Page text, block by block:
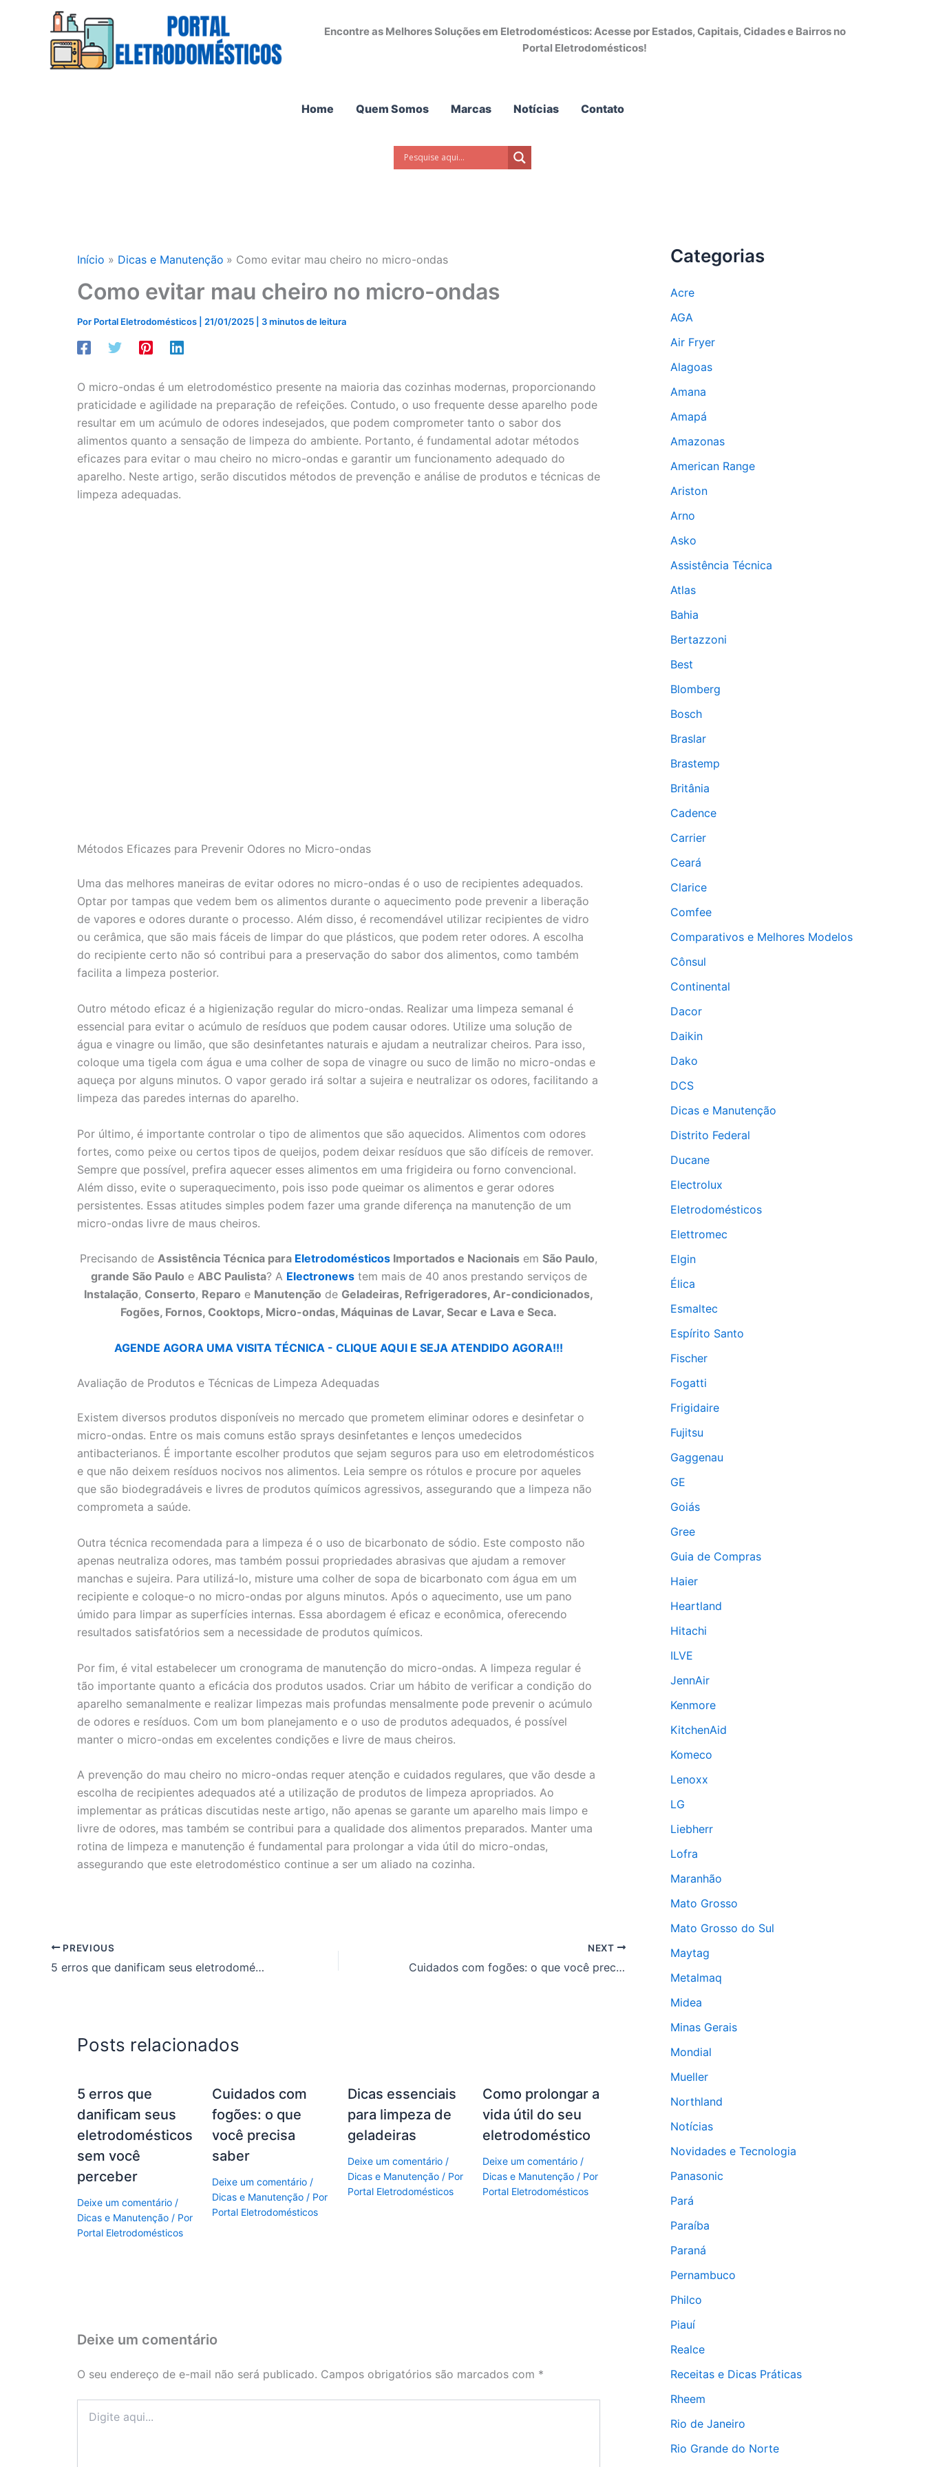
Encontre as Melhores Soluções em Eletrodomésticos: Acesse por Estados, Capitais, Cidades e Bairros no
Portal Eletrodomésticos!
Home Quem Somos Marcas Notícias Contato
Início Dicas e Manutenção Como evitar mau cheiro no micro-ondas
Como evitar mau cheiro no micro-ondas
Por Portal Eletrodomésticos 21/01/2025 3 minutos de leitura
O micro-ondas é um eletrodoméstico presente na maioria das cozinhas modernas, proporcionando
praticidade e agilidade na preparação de refeições. Contudo, o uso frequente desse aparelho pode
resultar em um acúmulo de odores indesejados, que podem comprometer tanto o sabor dos
alimentos quanto a sensação de limpeza do ambiente. Portanto, é fundamental adotar métodos
eficazes para evitar o mau cheiro no micro-ondas e garantir um funcionamento adequado do
aparelho. Neste artigo, serão discutidos métodos de prevenção e análise de produtos e técnicas de
limpeza adequadas.
Métodos Eficazes para Prevenir Odores no Micro-ondas
Uma das melhores maneiras de evitar odores no micro-ondas é o uso de recipientes adequados.
Optar por tampas que vedem bem os alimentos durante o aquecimento pode prevenir a liberação
de vapores e odores durante o processo. Além disso, é recomendável utilizar recipientes de vidro
ou cerâmica, que são mais fáceis de limpar do que plásticos, que podem reter odores. A escolha
do recipiente certo não só contribui para a preservação do sabor dos alimentos, como também
facilita a limpeza posterior.
Outro método eficaz é a higienização regular do micro-ondas. Realizar uma limpeza semanal é
essencial para evitar o acúmulo de resíduos que podem causar odores. Utilize uma solução de
água e vinagre ou limão, que são desinfetantes naturais e ajudam a neutralizar cheiros. Para isso,
coloque uma tigela com água e uma colher de sopa de vinagre ou suco de limão no micro-ondas e
aqueça por alguns minutos. O vapor gerado irá soltar a sujeira e neutralizar os odores, facilitando a
limpeza das paredes internas do aparelho.
Por último, é importante controlar o tipo de alimentos que são aquecidos. Alimentos com odores
fortes, como peixe ou certos tipos de queijos, podem deixar resíduos que são difíceis de remover.
Sempre que possível, prefira aquecer esses alimentos em uma frigideira ou forno convencional.
Além disso, evite o superaquecimento, pois isso pode queimar os alimentos e gerar odores
persistentes. Essas atitudes simples podem fazer uma grande diferença na manutenção de um
micro-ondas livre de maus cheiros.
Precisando de Assistência Técnica para Eletrodomésticos Importados e Nacionais em São Paulo,
grande São Paulo e ABC Paulista? A Electronewstem mais de 40 anos prestando serviços de
Instalação, Conserto, Reparo e Manutenção de Geladeiras, Refrigeradores, Ar-condicionados,
Fogões, Fornos, Cooktops, Micro-ondas, Máquinas de Lavar, Secar e Lava e Seca.
AGENDE AGORA UMA VISITA TÉCNICA - CLIQUE AQUI E SEJA ATENDIDO AGORA!!!
Avaliação de Produtos e Técnicas de Limpeza Adequadas
Existem diversos produtos disponíveis no mercado que prometem eliminar odores e desinfetar o
micro-ondas. Entre os mais comuns estão sprays desinfetantes e lenços umedecidos
antibacterianos. É importante escolher produtos que sejam seguros para uso em eletrodomésticos
e que não deixem resíduos nocivos nos alimentos. Leia sempre os rótulos e procure por aqueles
que são biodegradáveis e livres de produtos químicos agressivos, assegurando que a limpeza não
comprometa a saúde.
Outra técnica recomendada para a limpeza é o uso de bicarbonato de sódio. Este composto não
apenas neutraliza odores, mas também possui propriedades abrasivas que ajudam a remover
manchas e sujeira. Para utilizá-lo, misture uma colher de sopa de bicarbonato com água em um
recipiente e coloque-o no micro-ondas por alguns minutos. Após o aquecimento, use um pano
úmido para limpar as superfícies internas. Essa abordagem é eficaz e econômica, oferecendo
resultados satisfatórios sem a necessidade de produtos químicos.
Por fim, é vital estabelecer um cronograma de manutenção do micro-ondas. A limpeza regular é
tão importante quanto a eficácia dos produtos usados. Criar um hábito de verificar a condição do
aparelho semanalmente e realizar limpezas mais profundas mensalmente pode prevenir o acúmulo
de odores e resíduos. Com um bom planejamento e o uso de produtos adequados, é possível
manter o micro-ondas em excelentes condições e livre de maus cheiros.
A prevenção do mau cheiro no micro-ondas requer atenção e cuidados regulares, que vão desde a
escolha de recipientes adequados até a utilização de produtos de limpeza apropriados. Ao
implementar as práticas discutidas neste artigo, não apenas se garante um aparelho mais limpo e
livre de odores, mas também se contribui para a qualidade dos alimentos preparados. Manter uma
rotina de limpeza e manutenção é fundamental para prolongar a vida útil do micro-ondas,
assegurando que este eletrodoméstico continue a ser um aliado na cozinha.
PREVIOUS
5 erros que danificam seus eletrodomésticos sem você perceber
NEXT
Cuidados com fogões: o que você precisa saber
Posts relacionados
5 erros que
danificam seus
eletrodomésticos
sem você
perceber
Deixe um comentário /
Dicas e Manutenção / Por
Portal Eletrodomésticos
Cuidados com
fogões: o que
você precisa
saber
Deixe um comentário /
Dicas e Manutenção / Por
Portal Eletrodomésticos
Dicas essenciais
para limpeza de
geladeiras
Deixe um comentário /
Dicas e Manutenção/ Por
Portal Eletrodomésticos
Como prolongar a
vida útil do seu
eletrodoméstico
Deixe um comentário /
Dicas e Manutenção/ Por
Portal Eletrodomésticos
Deixe um comentário
O seu endereço de e-mail não será publicado. Campos obrigatórios são marcados com *
aqui...
Categorias
Acre
AGA
Air Fryer
Alagoas
Amana
Amapá
Amazonas
American Range
Ariston
Arno
Asko
Assistência Técnica
Atlas
Bahia
Bertazzoni
Best
Blomberg
Bosch
Braslar
Brastemp
Britânia
Cadence
Carrier
Ceará
Clarice
Comfee
Comparativos e Melhores Modelos
Cônsul
Continental
Dacor
Daikin
Dako
DCS
Dicas e Manutenção
Distrito Federal
Ducane
Electrolux
Eletrodomésticos
Elettromec
Elgin
Élica
Esmaltec
Espírito Santo
Fischer
Fogatti
Frigidaire
Fujitsu
Gaggenau
GE
Goiás
Gree
Guia de Compras
Haier
Heartland
Hitachi
ILVE
JennAir
Kenmore
KitchenAid
Komeco
Lenoxx
LG
Liebherr
Lofra
Maranhão
Mato Grosso
Mato Grosso do Sul
Maytag
Metalmaq
Midea
Minas Gerais
Mondial
Mueller
Northland
Notícias
Novidades e Tecnologia
Panasonic
Pará
Paraíba
Paraná
Pernambuco
Philco
Piauí
Realce
Receitas e Dicas Práticas
Rheem
Rio de Janeiro
Rio Grande do Norte